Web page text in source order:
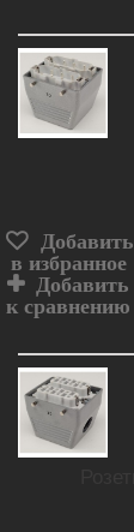
Добавить
в избранное
Добавить
к сравнению